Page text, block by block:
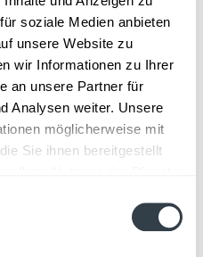
soziale Medien anbieten
unsere Website zu
wir Informationen zu Ihrer
an unsere Partner für
Analysen weiter. Unsere
möglicherweise mit
Sie ihnen bereitgestellt
In denWarenkorb
Hinzugefügt